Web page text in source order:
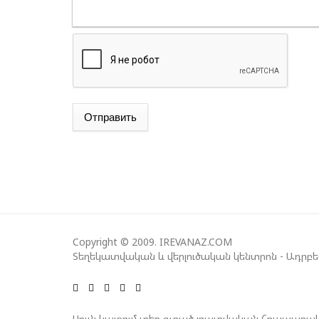
Отправить
Copyright © 2009. IREVANAZ.COM
Տեղեկատվական և վերլուծական կենտրոն -